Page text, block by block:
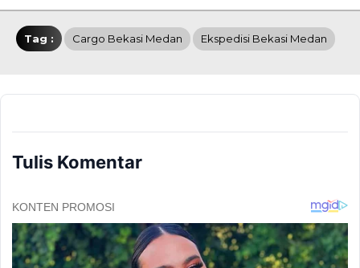
Tag : Cargo Bekasi Medan Ekspedisi Bekasi Medan
Tulis Komentar